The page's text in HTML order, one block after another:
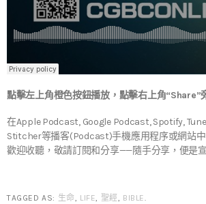
點擊左上角橙色按鈕播放，點擊右上角“Share”
在Apple Podcast, Google Podcast, Spotify,
Stitcher等播客(Podcast)手機應用程序或網站中
歡迎收聽，敬請訂閱和分享——隨手分享，便是宣
TAGGED AS: 生命, LIFE, 聖經, BIBLE.